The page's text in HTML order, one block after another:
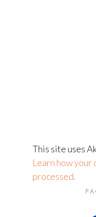
This site uses
Learn how your
processed.